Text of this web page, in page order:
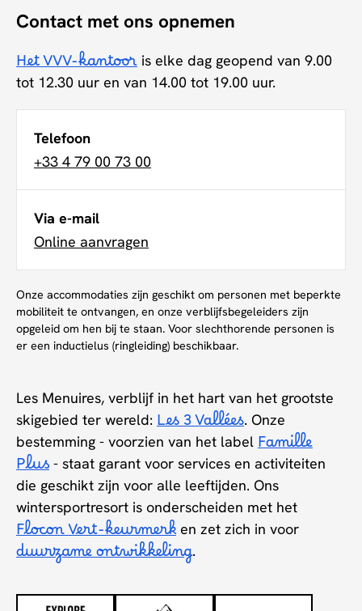
Contact met ons opnemen
Het VVV-kantoor is elke dag geopend van 9.00
tot 12.30 uur en van 14.00 tot 19.00 uur.
Telefoon
+33 4 79 00 73 00
Via e-mail
Online aanvragen
Onze accommodaties zijn geschikt om personen met beperkte
mobiliteit te ontvangen, en onze verblijfsbegeleiders zijn
opgeleid om hen bij te staan. Voor slechthorende personen is
er een inductielus (ringleiding) beschikbaar.
Les Menuires, verblijf in het hart van het grootste
skigebied ter wereld: Les 3 Vallées. Onze
bestemming - voorzien van het label Famille
Plus - staat garant voor services en activiteiten
die geschikt zijn voor alle leeftijden. Ons
wintersportresort is onderscheiden met het
Flocon Vert-keurmerk en zet zich in voor
duurzame ontwikkeling.